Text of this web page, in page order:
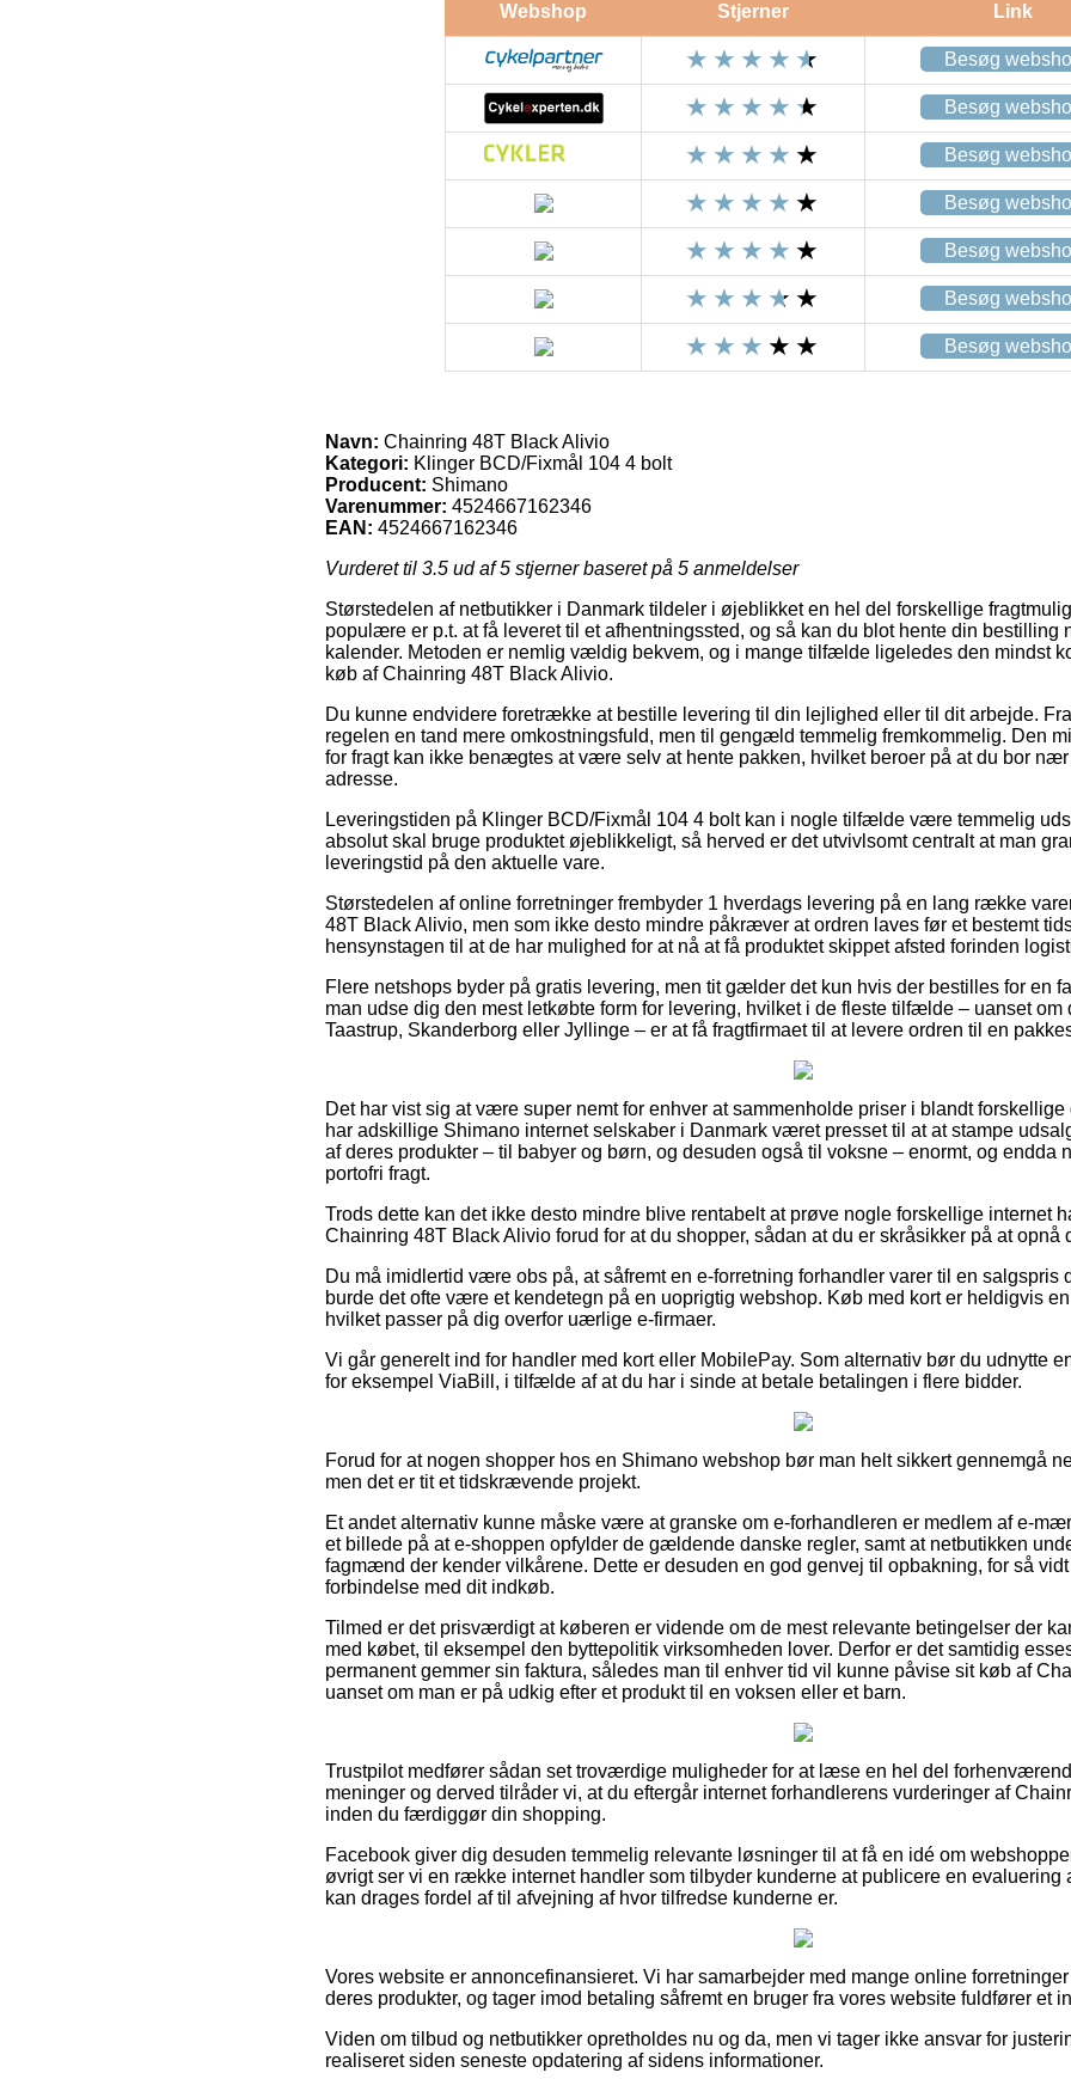
Webshop Stjerner Link
Besøg
Besøg
Besøg
Besøg
Besøg
Besøg
Besøg
Navn: Chainring 48T Black Alivio
Kategori: Klinger BCD/Fixmål 104 4 bolt
Producent: Shimano
Varenummer: 4524667162346
EAN: 4524667162346
Vurderet til 3.5 ud af 5 stjerner baseret på 5 anmeldelser
Størstedelen af netbutikker i Danmark tildeler i øjeblikket en hel del forskellige
populære er p.t. at få leveret til et afhentningssted, og så kan du blot hente din bestilling
kalender. Metoden er nemlig vældig bekvem, og i mange tilfælde ligeledes den mindst
køb af Chainring 48T Black Alivio.
Du kunne endvidere foretrække at bestille levering til din lejlighed eller til dit arbejde.
regelen en tand mere omkostningsfuld, men til gengæld temmelig fremkommelig. Den
for fragt kan ikke benægtes at være selv at hente pakken, hvilket beroer på at du bor
adresse.
Leveringstiden på Klinger BCD/Fixmål 104 4 bolt kan i nogle tilfælde være temmelig
absolut skal bruge produktet øjeblikkeligt, så herved er det utvivlsomt centralt at man
leveringstid på den aktuelle vare.
Størstedelen af online forretninger frembyder 1 hverdags levering på en lang række
48T Black Alivio, men som ikke desto mindre påkræver at ordren laves før et bestemt
hensynstagen til at de har mulighed for at nå at få produktet skippet afsted forinden
Flere netshops byder på gratis levering, men tit gælder det kun hvis der bestilles for en
man udse dig den mest letkøbte form for levering, hvilket i de fleste tilfælde – uanset
Taastrup, Skanderborg eller Jyllinge – er at få fragtfirmaet til at levere ordren til en
Det har vist sig at være super nemt for enhver at sammenholde priser i blandt
har adskillige Shimano internet selskaber i Danmark været presset til at at stampe
af deres produkter – til babyer og børn, og desuden også til voksne – enormt, og endda
portofri fragt.
Trods dette kan det ikke desto mindre blive rentabelt at prøve nogle forskellige internet
Chainring 48T Black Alivio forud for at du shopper, sådan at du er skråsikker på at opnå
Du må imidlertid være obs på, at såfremt en e-forretning forhandler varer til en salgspris
burde det ofte være et kendetegn på en uoprigtig webshop. Køb med kort er heldigvis
hvilket passer på dig overfor uærlige e-firmaer.
Vi går generelt ind for handler med kort eller MobilePay. Som alternativ bør du udnytte
for eksempel ViaBill, i tilfælde af at du har i sinde at betale betalingen i flere bidder.
Forud for at nogen shopper hos en Shimano webshop bør man helt sikkert gennemgå
men det er tit et tidskrævende projekt.
Et andet alternativ kunne måske være at granske om e-forhandleren er medlem af e-
et billede på at e-shoppen opfylder de gældende danske regler, samt at netbutikken
fagmænd der kender vilkårene. Dette er desuden en god genvej til opbakning, for så
forbindelse med dit indkøb.
Tilmed er det prisværdigt at køberen er vidende om de mest relevante betingelser der
med købet, til eksempel den byttepolitik virksomheden lover. Derfor er det samtidig
permanent gemmer sin faktura, således man til enhver tid vil kunne påvise sit køb af
uanset om man er på udkig efter et produkt til en voksen eller et barn.
Trustpilot medfører sådan set troværdige muligheder for at læse en hel del
meninger og derved tilråder vi, at du eftergår internet forhandlerens vurderinger af
inden du færdiggør din shopping.
Facebook giver dig desuden temmelig relevante løsninger til at få en idé om
øvrigt ser vi en række internet handler som tilbyder kunderne at publicere en evaluering
kan drages fordel af til afvejning af hvor tilfredse kunderne er.
Vores website er annoncefinansieret. Vi har samarbejder med mange online
deres produkter, og tager imod betaling såfremt en bruger fra vores website fuldfører et
Viden om tilbud og netbutikker opretholdes nu og da, men vi tager ikke ansvar for
realiseret siden seneste opdatering af sidens informationer.